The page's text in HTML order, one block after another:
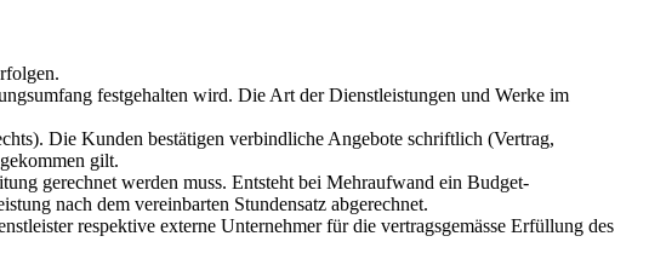
festgehalten wird. Die Art der Dienstleistungen und Werke im
Die Kunden bestätigen verbindliche Angebote schriftlich (Vertrag,
gilt.
gerechnet werden muss. Entsteht bei Mehraufwand ein Budget-
nach dem vereinbarten Stundensatz abgerechnet.
respektive externe Unternehmer für die vertragsgemässe Erfüllung des